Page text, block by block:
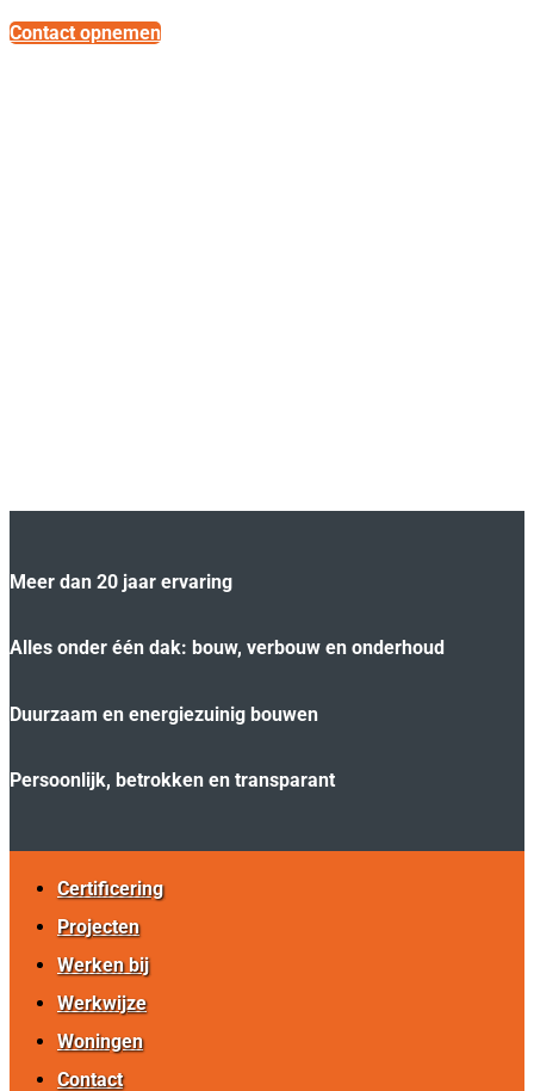
Contact opnemen
Meer dan 20 jaar ervaring
Alles onder één dak: bouw, verbouw en onderhoud
Duurzaam en energiezuinig bouwen
Persoonlijk, betrokken en transparant
Certificering
Projecten
Werken bij
Werkwijze
Woningen
Contact